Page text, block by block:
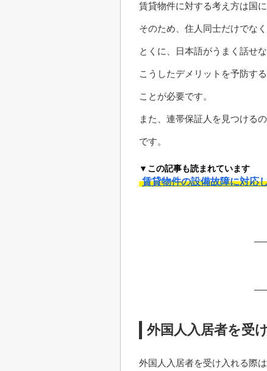
賃貸物件に対する考え方は国
そのため、住人同士だけでな
とくに、日本語がうまく話せ
こうしたデメリットを予防す
ことが必要です。
また、連帯保証人を見つける
です。
▼この記事も読まれています
賃貸物件の設備故障に対応
外国人入居者を受
外国人入居者を受け入れる際